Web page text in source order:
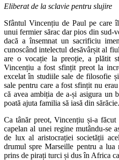
Eliberat de la sclavie pentru slujire
Sfântul Vincențiu de Paul pe care
unui fermier sărac dar pios din sud-
dacă a însemnat un sacrificiu
cunoscând intelectul desăvârșit al
are o vocație la preoție, a plătit
Vincențiu a fost sfințit preot la
excelat în studiile sale de filosofie
sale pentru care a fost sfințit nu
că avea ambiția de a-și asigura un
poată ajuta familia să iasă din sărăcie.
Ca tânăr preot, Vincențiu și-a
capelan al unei regine mutându-se
de lux al aristocrației societății
drumul spre Marseille pentru a lua
prins de pirați turci și dus în Africa